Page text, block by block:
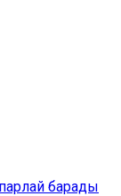
барады